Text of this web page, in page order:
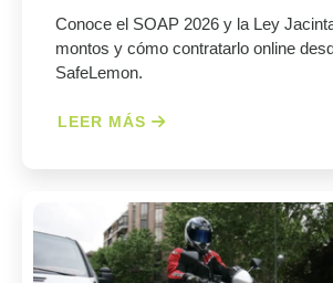
Conoce el SOAP 2026 y la Ley
montos y cómo contratarlo online
SafeLemon.
LEER MÁS